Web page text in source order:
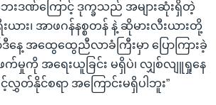
ေးဒဏ်ကြောင့် ဒုက္ခသည် အများဆုံးရှိတဲ့
ယား၊ အာဖဂန်နစ္စတန် နဲ့ ဆိုမားလီးယားတို့
ဒီနေ့ အထွေထွေညီလာခံကြီးမှာ ပြောကြားခဲ့
မှုကို အရေးယူခြင်း မရှိပဲ၊ လျှစ်လျူရှုနေ
နိုင်စရာ အကြောင်းမရှိပါဘူး”